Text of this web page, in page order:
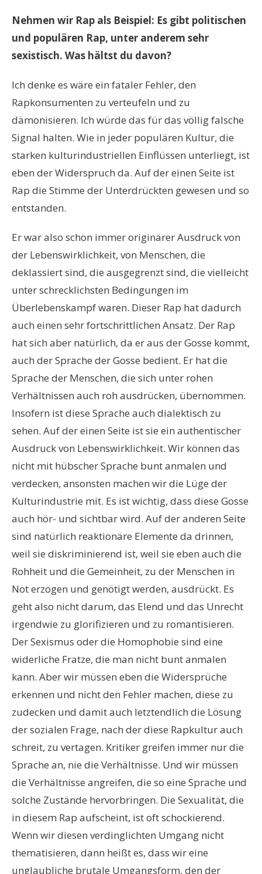
Nehmen wir Rap als Beispiel: Es gibt politischen
und populären Rap, unter anderem sehr
sexistisch. Was hältst du davon?
Ich denke es wäre ein fataler Fehler, den
Rapkonsumenten zu verteufeln und zu
dämonisieren. Ich würde das für das völlig falsche
Signal halten. Wie in jeder populären Kultur, die
starken kulturindustriellen Einflüssen unterliegt, ist
eben der Widerspruch da. Auf der einen Seite ist
Rap die Stimme der Unterdrückten gewesen und so
entstanden.
Er war also schon immer originärer Ausdruck von
der Lebenswirklichkeit, von Menschen, die
deklassiert sind, die ausgegrenzt sind, die vielleicht
unter schrecklichsten Bedingungen im
Überlebenskampf waren. Dieser Rap hat dadurch
auch einen sehr fortschrittlichen Ansatz. Der Rap
hat sich aber natürlich, da er aus der Gosse kommt,
auch der Sprache der Gosse bedient. Er hat die
Sprache der Menschen, die sich unter rohen
Verhältnissen auch roh ausdrücken, übernommen.
Insofern ist diese Sprache auch dialektisch zu
sehen. Auf der einen Seite ist sie ein authentischer
Ausdruck von Lebenswirklichkeit. Wir können das
nicht mit hübscher Sprache bunt anmalen und
verdecken, ansonsten machen wir die Lüge der
Kulturindustrie mit. Es ist wichtig, dass diese Gosse
auch hör- und sichtbar wird. Auf der anderen Seite
sind natürlich reaktionäre Elemente da drinnen,
weil sie diskriminierend ist, weil sie eben auch die
Rohheit und die Gemeinheit, zu der Menschen in
Not erzogen und genötigt werden, ausdrückt. Es
geht also nicht darum, das Elend und das Unrecht
irgendwie zu glorifizieren und zu romantisieren.
Der Sexismus oder die Homophobie sind eine
widerliche Fratze, die man nicht bunt anmalen
kann. Aber wir müssen eben die Widersprüche
erkennen und nicht den Fehler machen, diese zu
zudecken und damit auch letztendlich die Lösung
der sozialen Frage, nach der diese Rapkultur auch
schreit, zu vertagen. Kritiker greifen immer nur die
Sprache an, nie die Verhältnisse. Und wir müssen
die Verhältnisse angreifen, die so eine Sprache und
solche Zustände hervorbringen. Die Sexualität, die
in diesem Rap aufscheint, ist oft schockierend.
Wenn wir diesen verdinglichten Umgang nicht
thematisieren, dann heißt es, dass wir eine
unglaubliche brutale Umgangsform, den der